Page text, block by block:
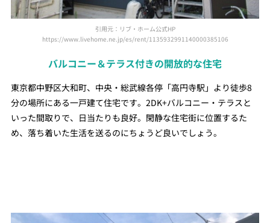
引用元：リブ・ホーム公式HP
https://www.livehome.ne.jp/es/rent/1135932991140000385106
バルコニー＆テラス付きの開放的な住宅
東京都中野区大和町、中央・総武線各停「高円寺駅」より徒歩8
分の場所にある一戸建て住宅です。2DK+バルコニー・テラスと
いった間取りで、日当たりも良好。閑静な住宅街に位置するた
め、落ち着いた生活を送るのにちょうど良いでしょう。